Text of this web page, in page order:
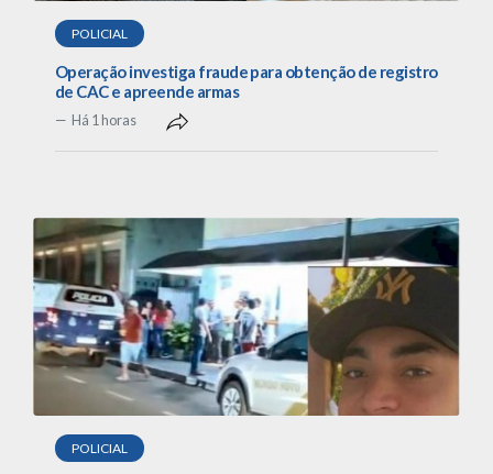
POLICIAL
Operação investiga fraude para obtenção de registro
de CAC e apreende armas
Há 1 horas
POLICIAL